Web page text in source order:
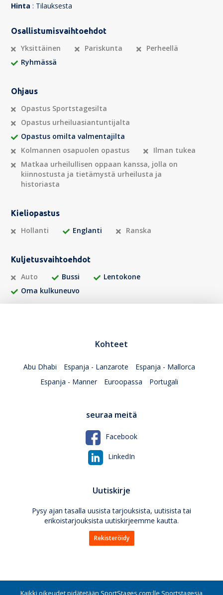
Hinta : Tilauksesta
Osallistumisvaihtoehdot
Yksittäinen Pariskunta
Perheellä
Ryhmässä
Ohjaus
Opastus Sportstagesilta
Opastus urheiluasiantuntijalta
Opastus omilta valmentajilta
Kolmannen osapuolen opastus
Ilman tukea
Matkaa urheilullisen oppaan kanssa, jolla on
kiinnostusta ja tietämystä urheilusta ja
historiasta
Kieliopastus
Hollanti Englanti Ranska
Kuljetusvaihtoehdot
Auto Bussi
Lentokone
Oma kulkuneuvo
Kohteet
Abu Dhabi Espanja - Lanzarote
Espanja - Mallorca
Espanja - Manner
Euroopassa Portugali
seuraa meitä
Facebook
LinkedIn
Uutiskirje
Pysy ajan tasalla uusista tarjouksista, uutisista tai
erikoistarjouksista uutiskirjeemme kautta.
Rekisteröidy
Kaikki oikeudet pidätetään SportStages.com:lle Sportstagesia